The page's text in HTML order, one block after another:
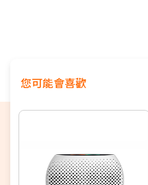
作更便利。
您可能會喜歡